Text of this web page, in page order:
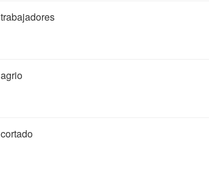
trabajadores
agrio
cortado